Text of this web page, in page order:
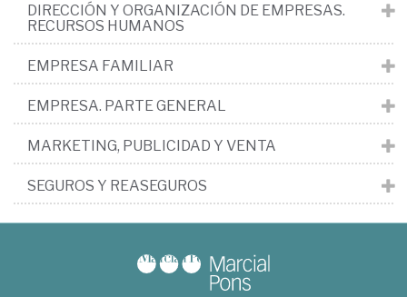
DIRECCIÓN Y ORGANIZACIÓN DE EMPRESAS.
RECURSOS HUMANOS
EMPRESA FAMILIAR
EMPRESA. PARTE GENERAL
MARKETING, PUBLICIDAD Y VENTA
SEGUROS Y REASEGUROS